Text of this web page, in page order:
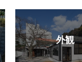
外観